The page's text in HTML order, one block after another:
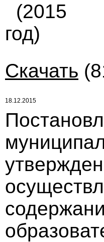
(2015
год)
Скачать
18.12.2015